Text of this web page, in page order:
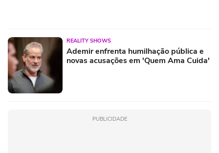
REALITY SHOWS
Ademir enfrenta humilhação pública e
novas acusações em 'Quem Ama Cuida'
PUBLICIDADE